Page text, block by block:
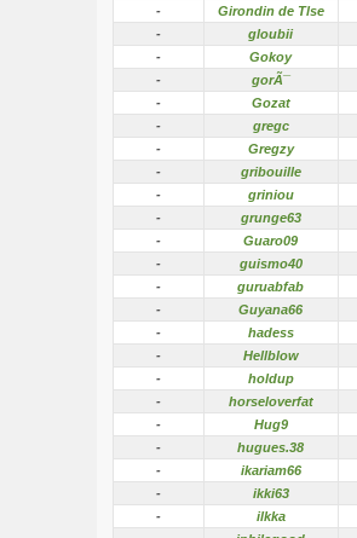
-
Girondin de Tlse
-
gloubii
-
Gokoy
-
gorÃ¯
-
Gozat
-
gregc
-
Gregzy
-
gribouille
-
griniou
-
grunge63
-
Guaro09
-
guismo40
-
guruabfab
-
Guyana66
-
hadess
-
Hellblow
-
holdup
-
horseloverfat
-
Hug9
-
hugues.38
-
ikariam66
-
ikki63
-
ilkka